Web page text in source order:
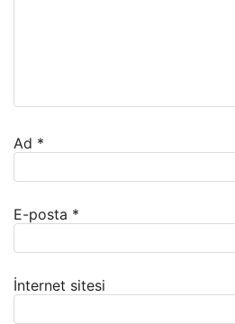
Ad *
E-posta *
İnternet sitesi